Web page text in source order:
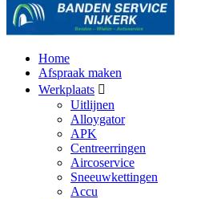
Home
Afspraak maken
Werkplaats
Uitlijnen
Alloygator
APK
Centreerringen
Aircoservice
Sneeuwkettingen
Accu